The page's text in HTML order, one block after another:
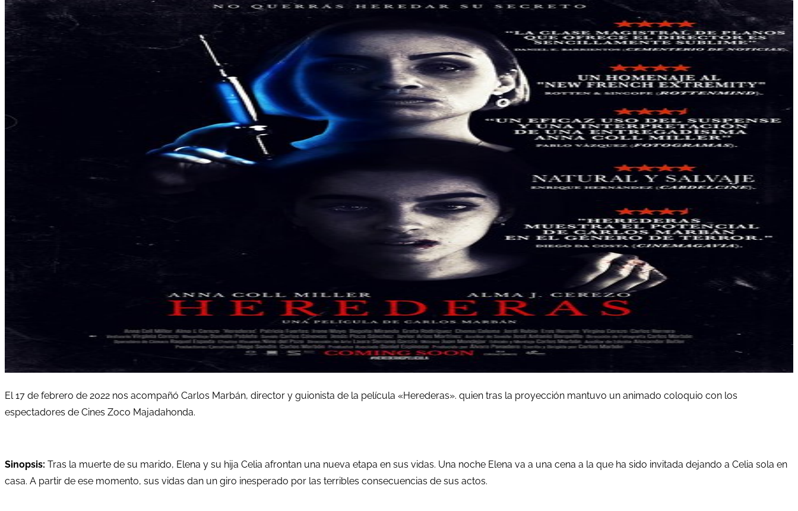
El 17 de febrero de 2022 nos acompañó Carlos Marbán, director y guionista de la película «Herederas». quien tras la proyección mantuvo un animado coloquio con los
espectadores de Cines Zoco Majadahonda.
Sinopsis: Tras la muerte de su marido, Elena y su hija Celia afrontan una nueva etapa en sus vidas. Una noche Elena va a una cena a la que ha sido invitada dejando a Celia sola en
casa. A partir de ese momento, sus vidas dan un giro inesperado por las terribles consecuencias de sus actos.